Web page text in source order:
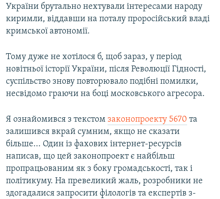
України брутально нехтували інтересами народу
киримли, віддавши на поталу проросійський владі
кримської автономії.
Тому дуже не хотілося б, щоб зараз, у період
новітньої історії України, після Революції Гідності,
суспільство знову повторювало подібні помилки,
несвідомо граючи на боці московського агресора.
Я ознайомився з текстом законопроекту 5670 та
залишився вкрай сумним, якщо не сказати
більше... Один із фахових інтернет-ресурсів
написав, що цей законопроект є найбільш
пропрацьованим як з боку громадськості, так і
політикуму. На превеликий жаль, розробники не
здогадалися запросити філологів та експертів з-